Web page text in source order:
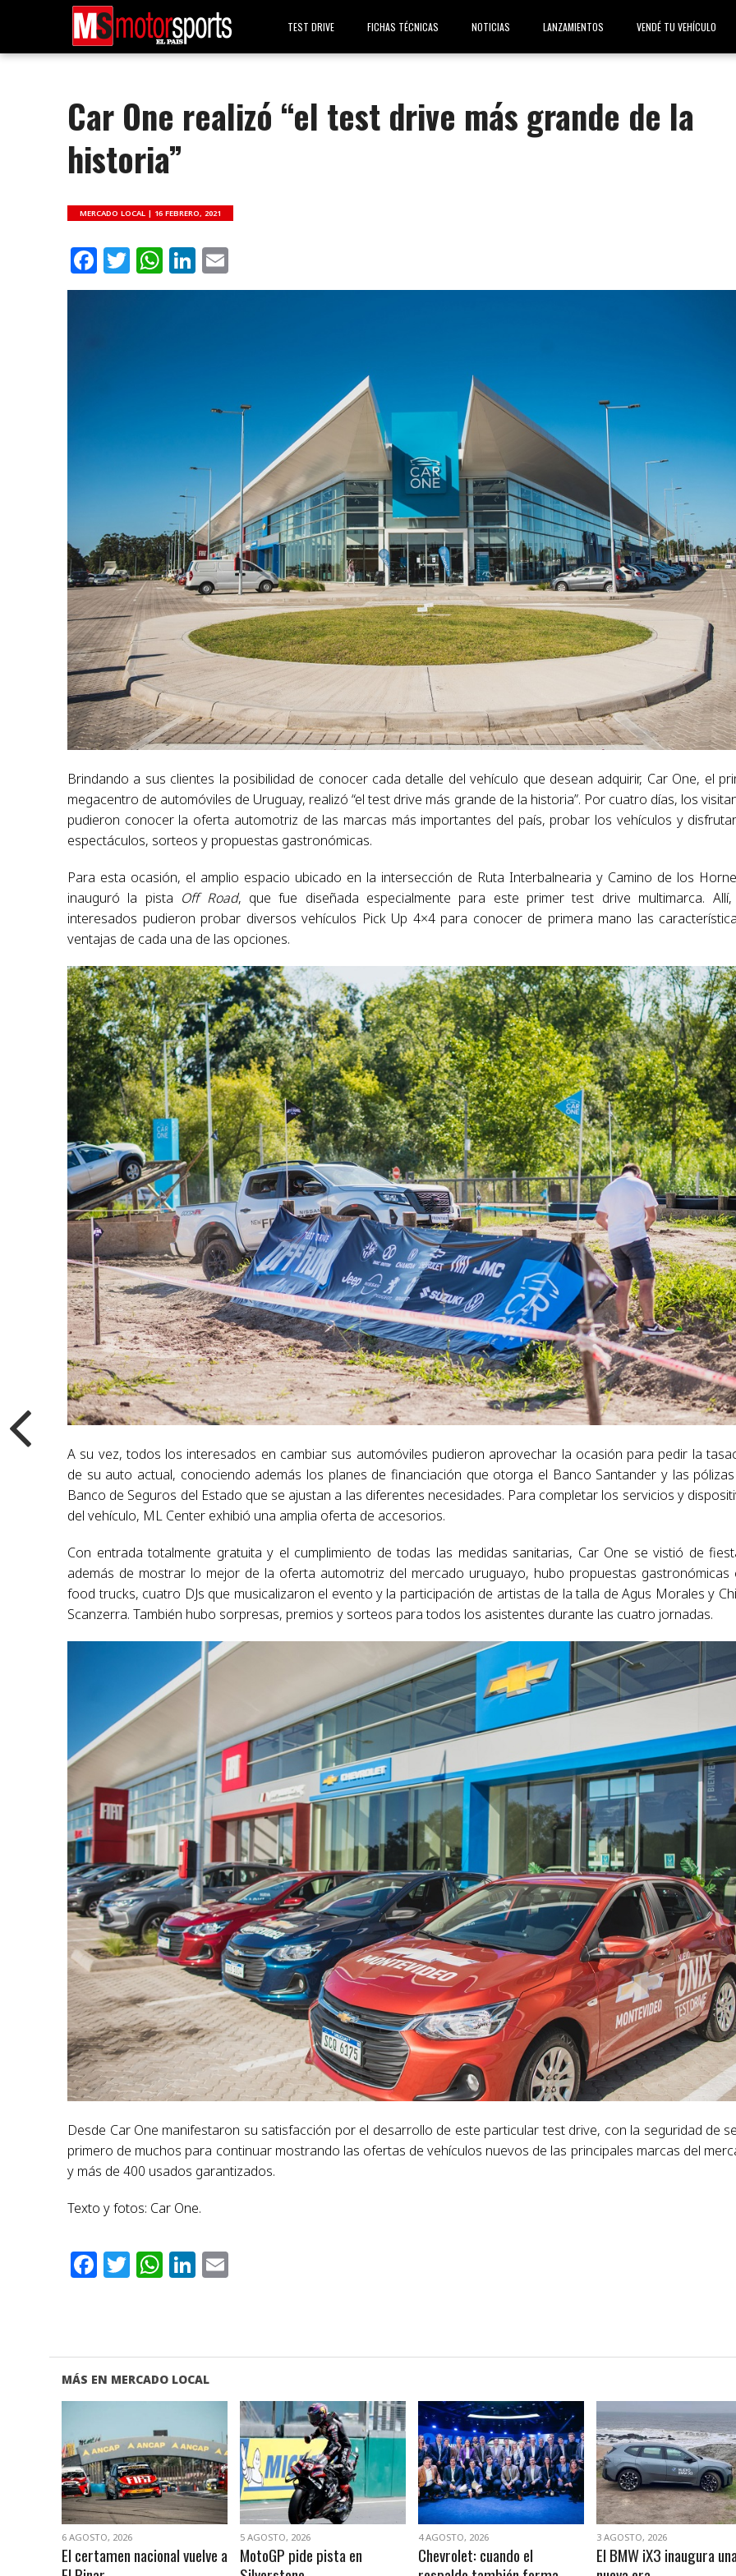
TEST DRIVE FICHAS TÉCNICAS NOTICIAS LANZAMIENTOS VENDÉ TU VEHÍCULO
Car One realizó “el test drive más grande de la
historia”
MERCADO LOCAL | 16 FEBRERO, 2021
Facebook
Twitter
WhatsApp
LinkedIn
Brindando a sus clientes la posibilidad de conocer cada detalle del vehículo que desean adquirir, Car One, el
megacentro de automóviles de Uruguay, realizó “el test drive más grande de la historia”. Por cuatro días, los
pudieron conocer la oferta automotriz de las marcas más importantes del país, probar los vehículos y
espectáculos, sorteos y propuestas gastronómicas.
Para esta ocasión, el amplio espacio ubicado en la intersección de Ruta Interbalnearia y Camino de los
inauguró la pista Off Road, que fue diseñada especialmente para este primer test drive multimarca.
interesados pudieron probar diversos vehículos Pick Up 4×4 para conocer de primera mano las
ventajas de cada una de las opciones.
A su vez, todos los interesados en cambiar sus automóviles pudieron aprovechar la ocasión para pedir la
de su auto actual, conociendo además los planes de financiación que otorga el Banco Santander y las
Banco de Seguros del Estado que se ajustan a las diferentes necesidades. Para completar los servicios y
del vehículo, ML Center exhibió una amplia oferta de accesorios.
Con entrada totalmente gratuita y el cumplimiento de todas las medidas sanitarias, Car One se vistió de
además de mostrar lo mejor de la oferta automotriz del mercado uruguayo, hubo propuestas gastronómicas
food trucks, cuatro DJs que musicalizaron el evento y la participación de artistas de la talla de Agus Morales y
Scanzerra. También hubo sorpresas, premios y sorteos para todos los asistentes durante las cuatro jornadas.
Desde Car One manifestaron su satisfacción por el desarrollo de este particular test drive, con la seguridad de
primero de muchos para continuar mostrando las ofertas de vehículos nuevos de las principales marcas del
y más de 400 usados garantizados.
Texto y fotos: Car One.
Facebook
Twitter
WhatsApp
LinkedIn
MÁS EN MERCADO LOCAL
VER NOTA
6 AGOSTO, 2026
El certamen nacional vuelve a
VER NOTA
5 AGOSTO, 2026
MotoGP pide pista en
VER NOTA
4 AGOSTO, 2026
Chevrolet: cuando el
VER NOTA
3 AGOSTO, 2026
El BMW iX3 inaugura